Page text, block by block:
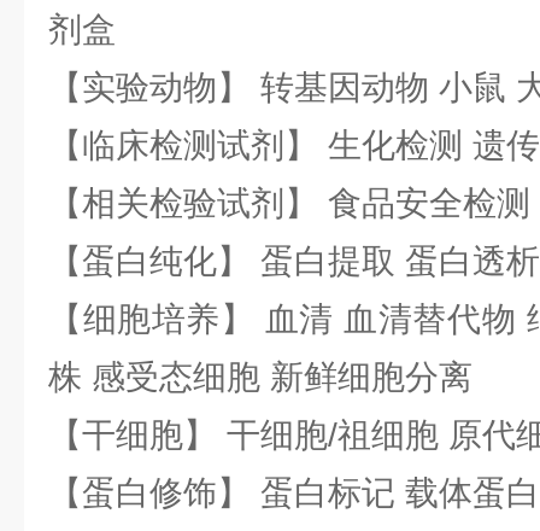
剂盒
【实验动物】 转基因动物 小鼠
【临床检测试剂】 生化检测 遗
【相关检验试剂】 食品安全检
【蛋白纯化】 蛋白提取 蛋白透
【细胞培养】 血清 血清替代物
株 感受态细胞 新鲜细胞分离
【干细胞】 干细胞/祖细胞 原代
【蛋白修饰】 蛋白标记 载体蛋